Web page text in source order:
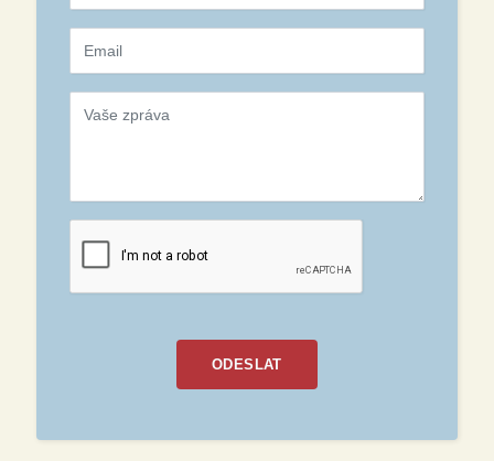
ODESLAT